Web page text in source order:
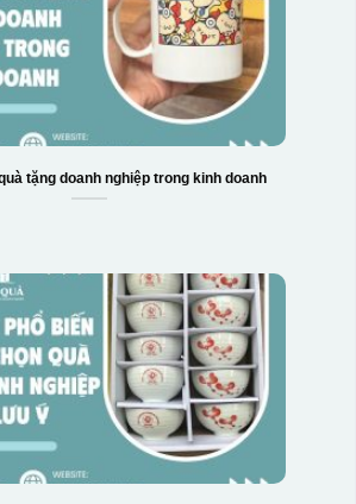
tặng doanh nghiệp trong kinh doanh